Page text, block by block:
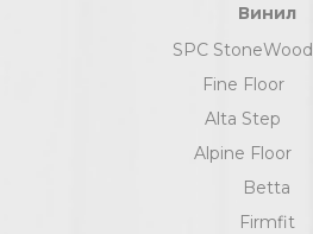
Винил
SPC StoneWood
Fine Floor
Alta Step
Alpine Floor
Betta
Firmfit